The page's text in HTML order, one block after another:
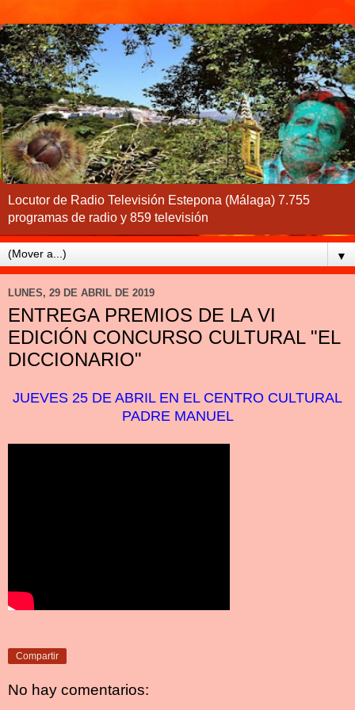
Locutor de Radio Televisión Estepona (Málaga) 7.755
programas de radio y 859 televisión
▼
LUNES, 29 DE ABRIL DE 2019
ENTREGA PREMIOS DE LA VI
EDICIÓN CONCURSO CULTURAL "EL
DICCIONARIO"
JUEVES 25 DE ABRIL EN EL CENTRO CULTURAL
PADRE MANUEL
Compartir
No hay comentarios: